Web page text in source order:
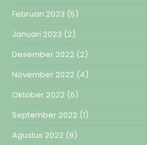
Februari 2023 (5)
Januari 2023 (2)
Desember 2022 (2)
November 2022 (4)
Oktober 2022 (6)
September 2022 (1)
Agustus 2022 (9)